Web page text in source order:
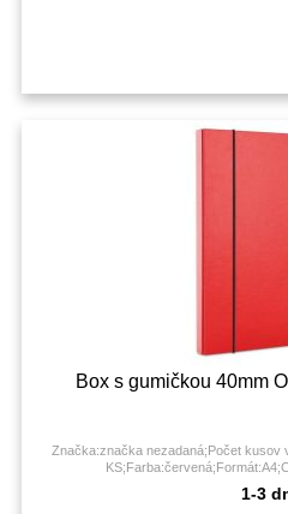
Box s gumičkou 40mm
Značka:značka nezadaná;Počet kusov
1-3